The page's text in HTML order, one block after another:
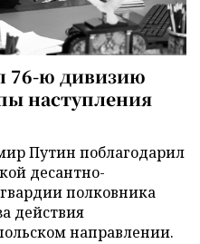
76-ю дивизию
наступления
Путин поблагодарил
десантно-
полковника
действия
направлении.